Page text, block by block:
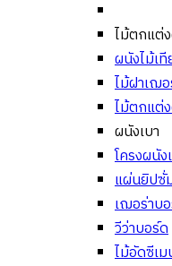
ไม้ตกแต่
ผนังไม้เ
ไม้ฝาเฌ
ไม้ตกแต่
ผนังเบา
โครงผนั
แผ่นยิปซั่
เฌอร่าบ
วีว่าบอร์ด
ไม้อัดซีเ